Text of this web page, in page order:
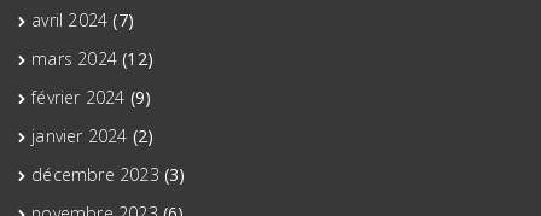
avril 2024 (7)
mars 2024 (12)
février 2024 (9)
janvier 2024 (2)
décembre 2023 (3)